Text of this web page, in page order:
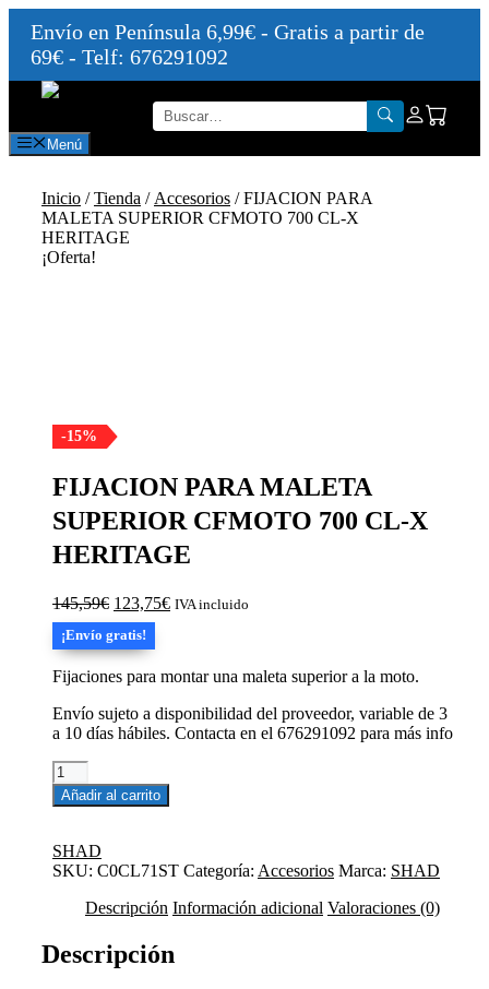
Envío en Península 6,99€ - Gratis a partir de
69€ - Telf: 676291092
Saltar
contenido
Menú
Inicio /Tienda / Accesorios / FIJACION PARA
MALETA SUPERIOR CFMOTO 700 CL-X
HERITAGE
¡Oferta!
-15%
FIJACION PARA MALETA
SUPERIOR CFMOTO 700 CL-X
HERITAGE
145,59€ El
precio
original
era:
145,59€.
123,75€El
123,75€.
IVA incluido
¡Envío gratis!
Fijaciones para montar una maleta superior a la moto.
Envío sujeto a disponibilidad del proveedor, variable de 3
a 10 días hábiles. Contacta en el 676291092 para más info
FIJACION
PARA
MALETA
CFMOTO
700
cantidad
Añadir al carrito
SHAD
SKU: C0CL71ST Categoría: Accesorios Marca: SHAD
Descripción Información adicional Valoraciones (0)
Descripción